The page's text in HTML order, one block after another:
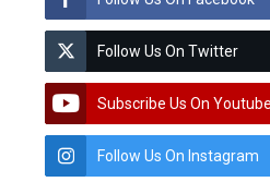
Follow Us On Twitter
Subscribe Us On Youtube
Follow Us On Instagram